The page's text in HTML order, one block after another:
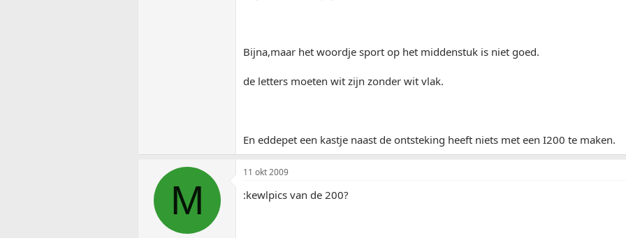
Bijna,maar het woordje sport op het middenstuk is niet goed.
de letters moeten wit zijn zonder wit vlak.
En eddepet een kastje naast de ontsteking heeft niets met een I200 te maken.
M
11 okt 2009
:kewlpics van de 200?